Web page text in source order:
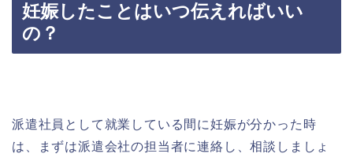
妊娠したことはいつ伝えればいい
の？
派遣社員として就業している間に妊娠が分かった時
は、まずは派遣会社の担当者に連絡し、相談しましょ